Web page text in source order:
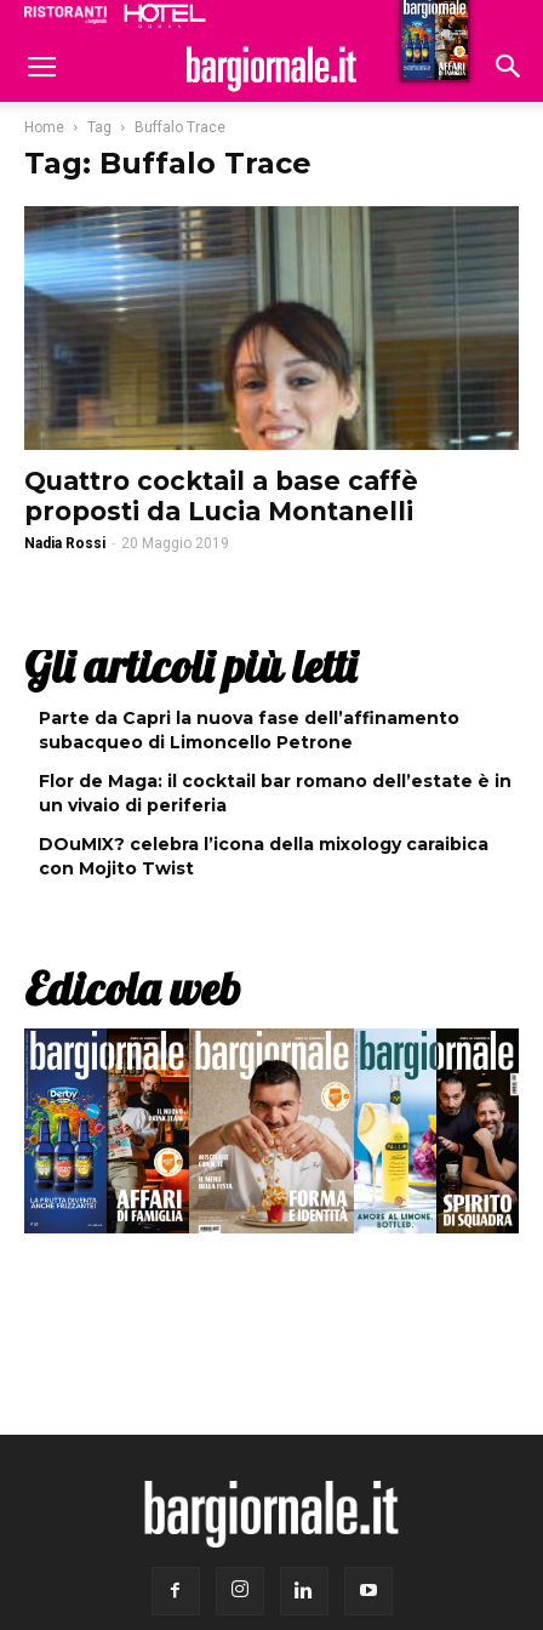
Hoteldomani
Home Tag Buffalo Trace
Tag: Buffalo Trace
Quattro cocktail a base caffè
proposti da Lucia Montanelli
Nadia Rossi - 20 Maggio 2019
Gli articoli più letti
Parte da Capri la nuova fase dell’affinamento
subacqueo di Limoncello Petrone
Flor de Maga: il cocktail bar romano dell’estate è in
un vivaio di periferia
DOuMIX? celebra l’icona della mixology caraibica
con Mojito Twist
Edicola web